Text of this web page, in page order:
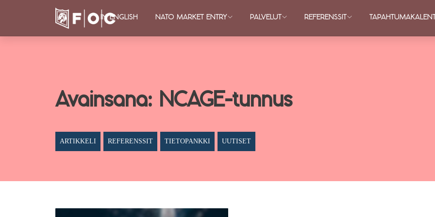
IN ENGLISH NATO MARKET ENTRY PALVELUT REFERENSSIT
Avainsana: NCAGE-tunnus
ARTIKKELI REFERENSSIT TIETOPANKKI UUTISET